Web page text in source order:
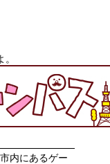
内にあるゲー